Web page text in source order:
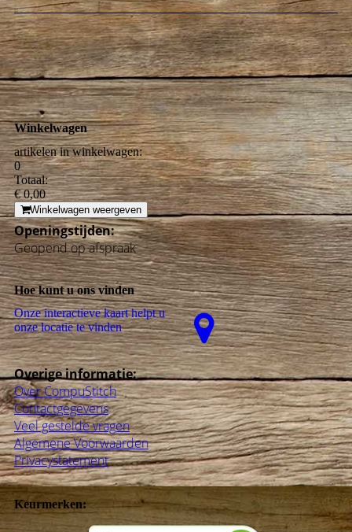
Winkelwagen
artikelen in winkelwagen:
0
Totaal:
€ 0,00
Winkelwagen weergeven
Openingstijden:
Geopend op afspraak
Hoe kunt u ons vinden
Onze interactieve kaart helpt u
onze locatie te vinden
Overige informatie:
Over CompuStitch
Contactgegevens
Veel gestelde vragen
Algemene Voorwaarden
Privacystatement
Keurmerken: